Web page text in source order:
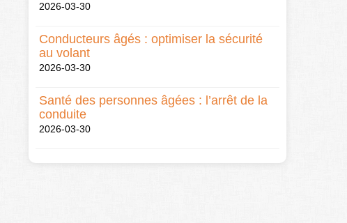
2026-03-30
Conducteurs âgés : optimiser la sécurité
au volant
2026-03-30
Santé des personnes âgées : l’arrêt de la
conduite
2026-03-30